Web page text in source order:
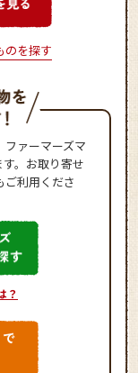
のを探す
ァーマーズマ
。お取り寄せ
利用くださ
？